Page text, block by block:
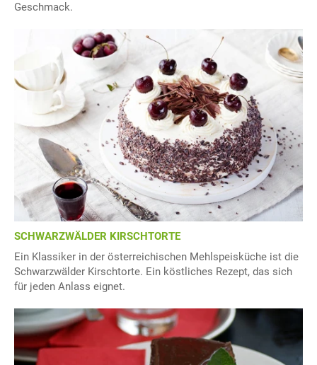
Geschmack.
SCHWARZWÄLDER KIRSCHTORTE
Ein Klassiker in der österreichischen Mehlspeisküche ist die
Schwarzwälder Kirschtorte. Ein köstliches Rezept, das sich
für jeden Anlass eignet.